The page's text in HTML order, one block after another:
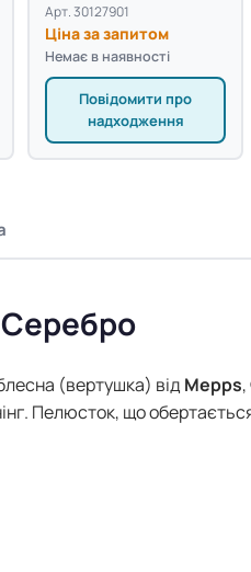
Арт. 30127901
Ціна за запитом
Немає в наявності
Повідомити про
надходження
(вертушка) від Mepps
Пелюсток, що